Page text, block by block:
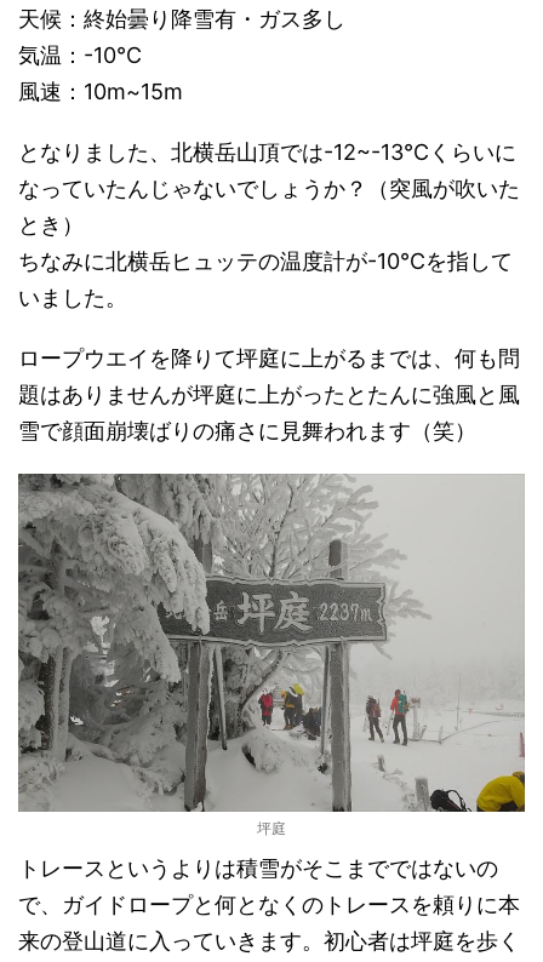
天候：終始曇り降雪有・ガス多し
気温：-10℃
風速：10m~15m
となりました、北横岳山頂では-12~-13℃くらいに
なっていたんじゃないでしょうか？（突風が吹いた
とき）
ちなみに北横岳ヒュッテの温度計が-10℃を指して
いました。
ロープウエイを降りて坪庭に上がるまでは、何も問
題はありませんが坪庭に上がったとたんに強風と風
雪で顔面崩壊ばりの痛さに見舞われます（笑）
坪庭
トレースというよりは積雪がそこまでではないの
で、ガイドロープと何となくのトレースを頼りに本
来の登山道に入っていきます。初心者は坪庭を歩く